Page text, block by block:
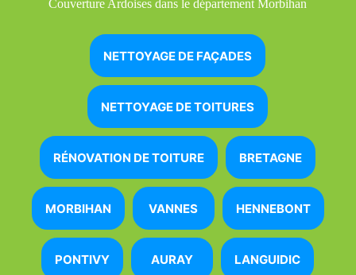
Couverture Ardoises dans le département Morbihan
NETTOYAGE DE FAÇADES
NETTOYAGE DE TOITURES
RÉNOVATION DE TOITURE BRETAGNE
MORBIHAN VANNES HENNEBONT
PONTIVY AURAY LANGUIDIC